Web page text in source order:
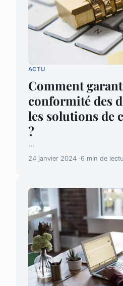
ACTU
Comment
conformité des
les solutions de
?
...
24 janvier 2024 6 min de